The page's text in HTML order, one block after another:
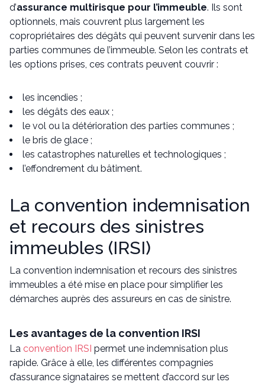
d’assurance multirisque pour l’immeuble. Ils sont
optionnels, mais couvrent plus largement les
copropriétaires des dégâts qui peuvent survenir dans les
parties communes de l’immeuble. Selon les contrats et
les options prises, ces contrats peuvent couvrir :
les incendies ;
les dégâts des eaux ;
le vol ou la détérioration des parties communes ;
le bris de glace ;
les catastrophes naturelles et technologiques ;
l’effondrement du bâtiment.
La convention indemnisation
et recours des sinistres
immeubles (IRSI)
La convention indemnisation et recours des sinistres
immeubles a été mise en place pour simplifier les
démarches auprès des assureurs en cas de sinistre.
Les avantages de la convention IRSI
La convention IRSI permet une indemnisation plus
rapide. Grâce à elle, les différentes compagnies
d’assurance signataires se mettent d’accord sur les